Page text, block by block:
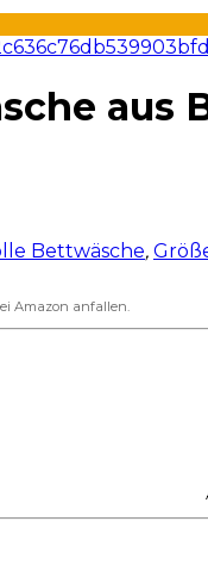
aus
Bettwäsche,
Amazon anfallen.